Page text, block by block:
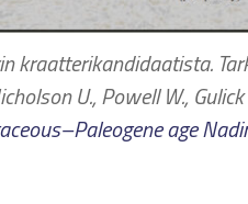
kraatterikandidaatista.
U., Powell W., Gulick
age